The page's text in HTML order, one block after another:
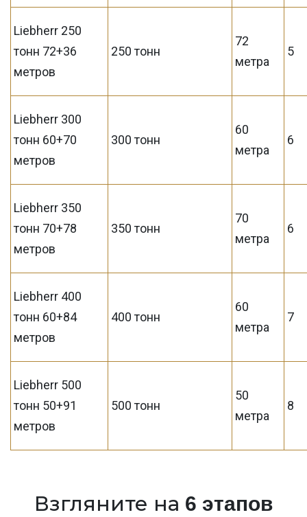
Liebherr 250
тонн 72+36
метров
250 тонн
72
метра
5
Liebherr 300
тонн 60+70
метров
300 тонн
60
метра
6
Liebherr 350
тонн 70+78
метров
350 тонн
70
метра
6
Liebherr 400
тонн 60+84
метров
400 тонн
60
метра
7
Liebherr 500
тонн 50+91
метров
500 тонн
50
метра
8
Взгляните на 6 этапов